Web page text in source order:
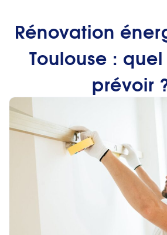
Rénovation
Toulouse :
prévoir